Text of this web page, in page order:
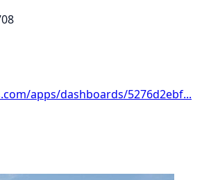
apps/dashboards/5276d2ebf...